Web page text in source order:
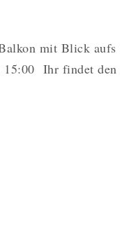
mit Blick aufs
15:00 Ihr findet den